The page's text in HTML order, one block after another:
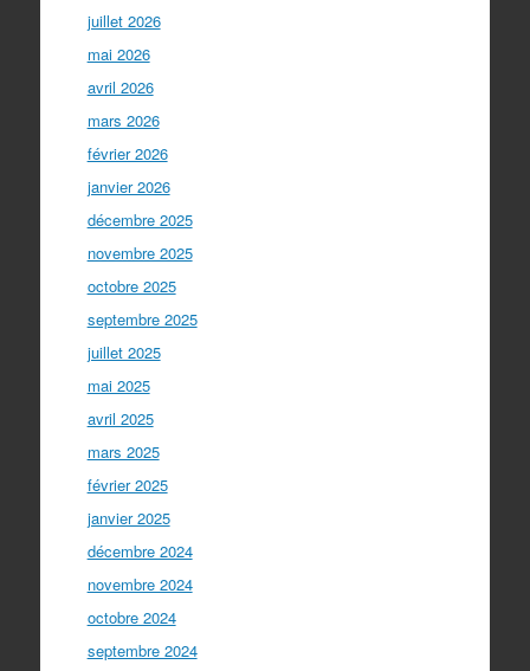
juillet 2026
mai 2026
avril 2026
mars 2026
février 2026
janvier 2026
décembre 2025
novembre 2025
octobre 2025
septembre 2025
juillet 2025
mai 2025
avril 2025
mars 2025
février 2025
janvier 2025
décembre 2024
novembre 2024
octobre 2024
septembre 2024